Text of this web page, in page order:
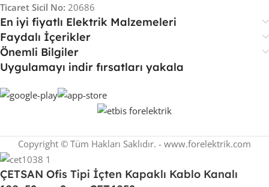
Ticaret Sicil No: 20686
En iyi fiyatlı Elektrik Malzemeleri
Faydalı İçerikler
Önemli Bilgiler
Uygulamayı indir fırsatları yakala
Copyright © Tüm Hakları Saklıdır. - www.forelektrik.com
ÇETSAN Ofis Tipi İçten Kapaklı Kablo Kanalı